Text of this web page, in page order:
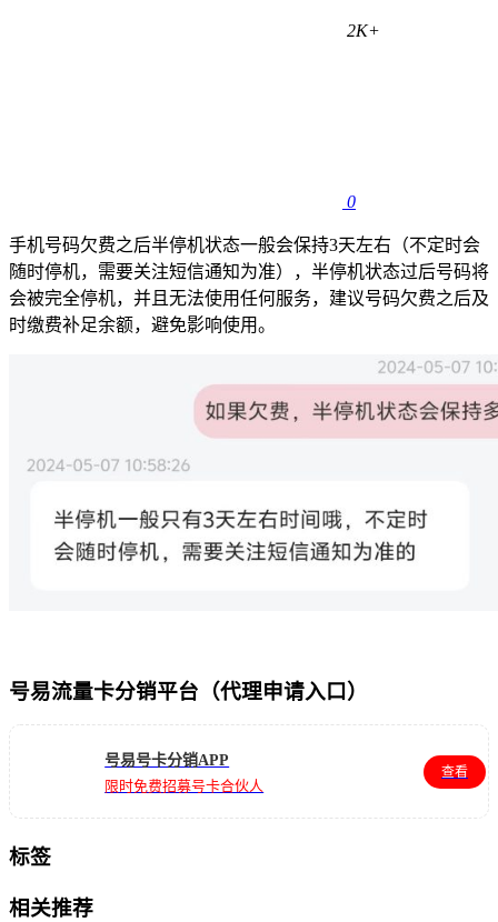
2K+
0
手机号码欠费之后半停机状态一般会保持3天左右（不定时会
随时停机，需要关注短信通知为准），半停机状态过后号码将
会被完全停机，并且无法使用任何服务，建议号码欠费之后及
时缴费补足余额，避免影响使用。
号易流量卡分销平台（代理申请入口）
号易号卡分销APP
限时免费招募号卡合伙人
查看
标签
相关推荐